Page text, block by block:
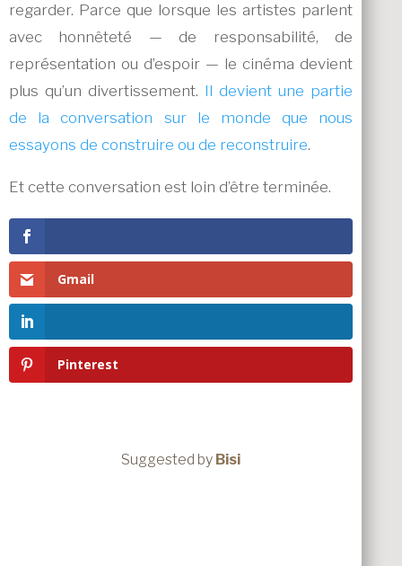
regarder. Parce que lorsque les artistes parlent
avec honnêteté — de responsabilité, de
représentation ou d’espoir — le cinéma devient
plus qu’un divertissement. Il devient une partie
de la conversation sur le monde que nous
essayons de construire ou de reconstruire.
Et cette conversation est loin d’être terminée.
Gmail
Pinterest
Suggested by Bisi